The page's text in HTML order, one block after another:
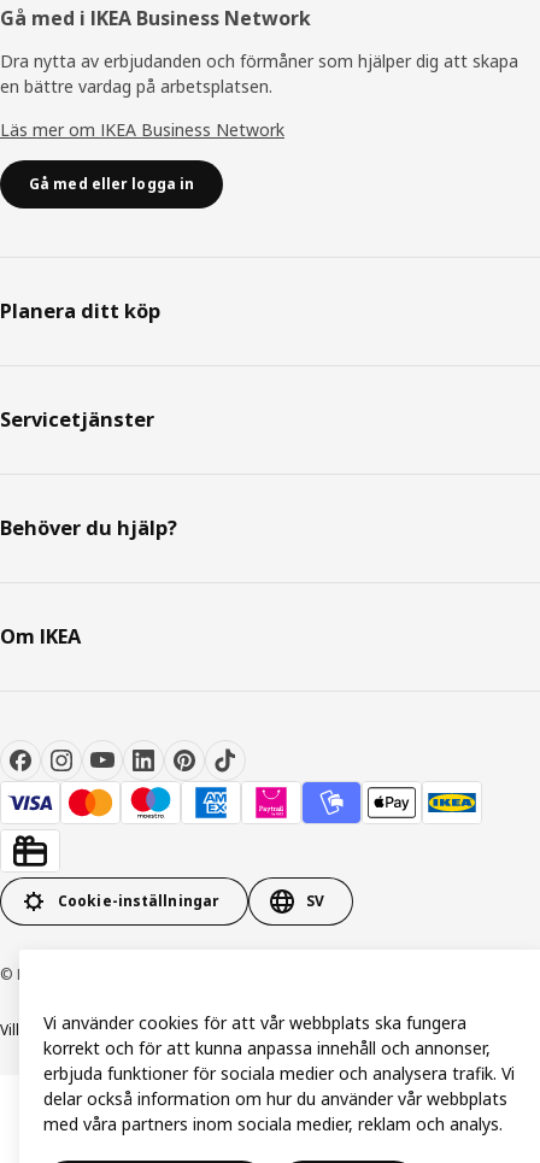
Gå med i IKEA Business Network
Dra nytta av erbjudanden och förmåner som hjälper dig att skapa
en bättre vardag på arbetsplatsen.
Läs mer om IKEA Business Network
Gå med eller logga in
Planera ditt köp
Servicetjänster
Behöver du hjälp?
Om IKEA
Cookie-inställningar SV
© Inter IKEA Systems B.V. 1999-2026
Villkor Integritetspolicy och dataskydd Cookiepolicy
Vi använder cookies för att vår webbplats ska fungera
korrekt och för att kunna anpassa innehåll och annonser,
erbjuda funktioner för sociala medier och analysera trafik. Vi
delar också information om hur du använder vår webbplats
med våra partners inom sociala medier, reklam och analys.